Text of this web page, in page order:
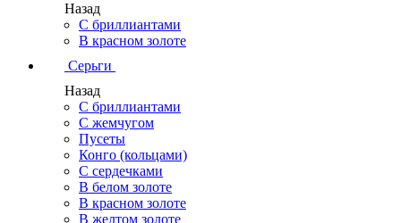
Назад
С бриллиантами
В красном золоте
Серьги
Назад
С бриллиантами
С жемчугом
Пусеты
Конго (кольцами)
С сердечками
В белом золоте
В красном золоте
В желтом золоте